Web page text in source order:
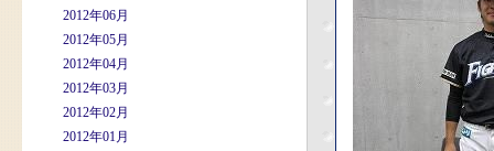
2012年06月
2012年05月
2012年04月
2012年03月
2012年02月
2012年01月